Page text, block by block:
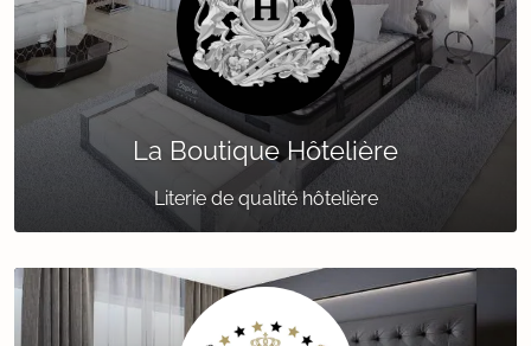
La Boutique Hôtelière
Literie de qualité hôtelière